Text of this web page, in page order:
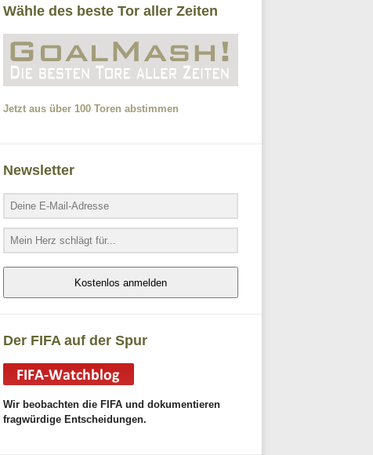
Wähle des beste Tor aller Zeiten
Jetzt aus über 100 Toren abstimmen
Newsletter
Kostenlos anmelden
Der FIFA auf der Spur
Wir beobachten die FIFA und dokumentieren
fragwürdige Entscheidungen.